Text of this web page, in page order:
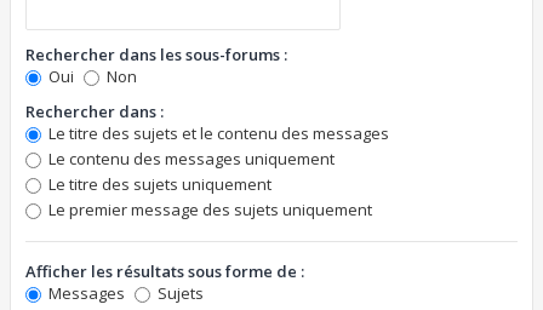
Rechercher dans les sous-forums :
Oui
Non
Rechercher dans :
Le titre des sujets et le contenu des messages
Le contenu des messages uniquement
Le titre des sujets uniquement
Le premier message des sujets uniquement
Afficher les résultats sous forme de :
Messages
Sujets